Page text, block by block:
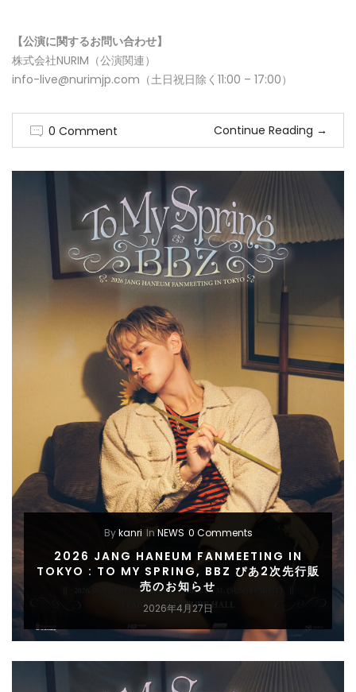
【公演に関するお問い合わせ】
株式会社NURIM（公演関連）
info-live@nurimjp.com（土日祝日除く11:00 – 17:00）
0 Comment Continue Reading →
Bykanri In NEWS 0 Comments
2026 JANG HANEUM FANMEETING IN
TOKYO : TO MY SPRING, BBZ ぴあ2次先行販
売のお知らせ
2026年4月27日